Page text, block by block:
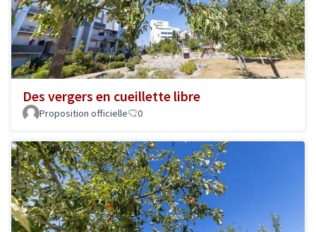
Des vergers en cueillette libre
Proposition officielle 0